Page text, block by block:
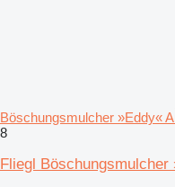
Böschungsmulcher »Eddy«
8
Fliegl Böschungsmulcher